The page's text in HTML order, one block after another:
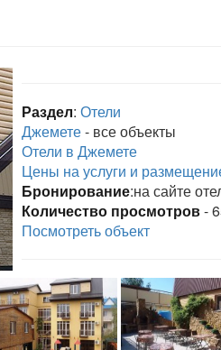
Раздел: Отели
Джемете- все объекты
Отели в Джемете
Цены на услуги и
Бронирование:на сайте
Количество просмотров-
Посмотреть объект